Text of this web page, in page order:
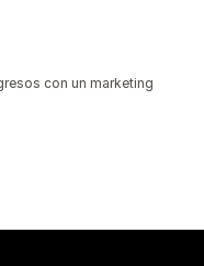
con un marketing